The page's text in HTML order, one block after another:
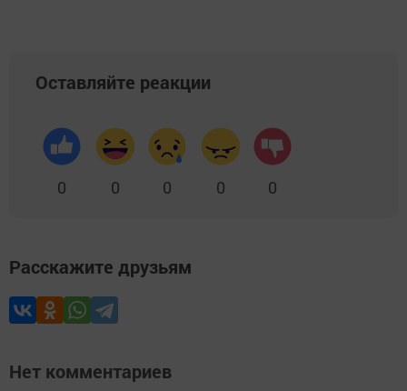
Оставляйте реакции
0 0 0 0 0
Расскажите друзьям
Нет комментариев